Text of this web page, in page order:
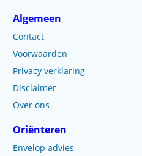
Algemeen
Contact
Voorwaarden
Privacy verklaring
Disclaimer
Over ons
Oriënteren
Envelop advies